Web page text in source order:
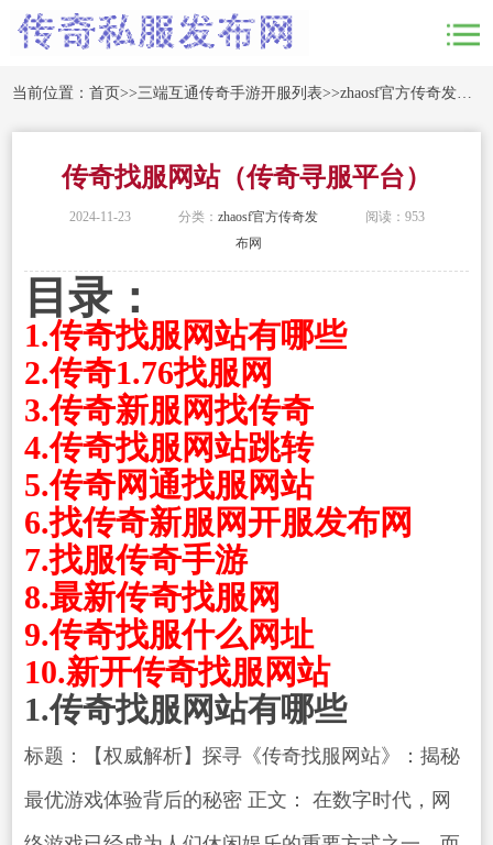
当前位置：首页>>三端互通传奇手游开服列表>>zhaosf官方传奇发布网
传奇找服网站（传奇寻服平台）
2024-11-23 分类：zhaosf官方传奇发
布网
阅读：953
目录：
1.传奇找服网站有哪些
2.传奇1.76找服网
3.传奇新服网找传奇
4.传奇找服网站跳转
5.传奇网通找服网站
6.找传奇新服网开服发布网
7.找服传奇手游
8.最新传奇找服网
9.传奇找服什么网址
10.新开传奇找服网站
1.传奇找服网站有哪些
标题：【权威解析】探寻《传奇找服网站》：揭秘
最优游戏体验背后的秘密 正文： 在数字时代，网